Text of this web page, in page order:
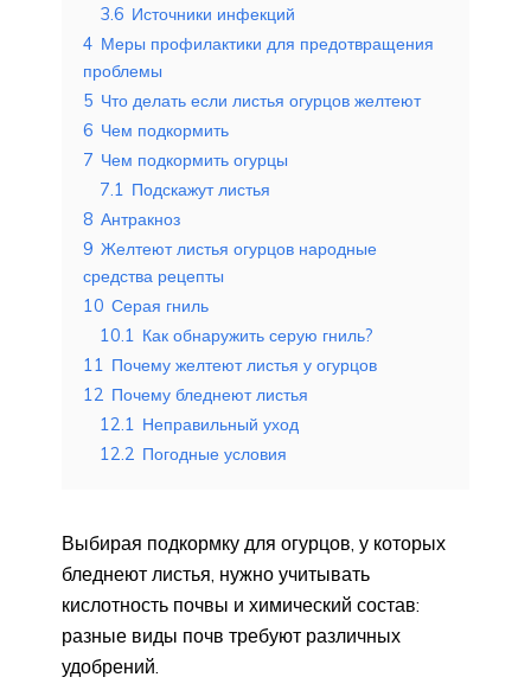
3.6 Источники инфекций
4 Меры профилактики для предотвращения
проблемы
5 Что делать если листья огурцов желтеют
6 Чем подкормить
7 Чем подкормить огурцы
7.1 Подскажут листья
8 Антракноз
9 Желтеют листья огурцов народные
средства рецепты
10 Серая гниль
10.1 Как обнаружить серую гниль?
11 Почему желтеют листья у огурцов
12 Почему бледнеют листья
12.1 Неправильный уход
12.2 Погодные условия
Выбирая подкормку для огурцов, у которых
бледнеют листья, нужно учитывать
кислотность почвы и химический состав:
разные виды почв требуют различных
удобрений.